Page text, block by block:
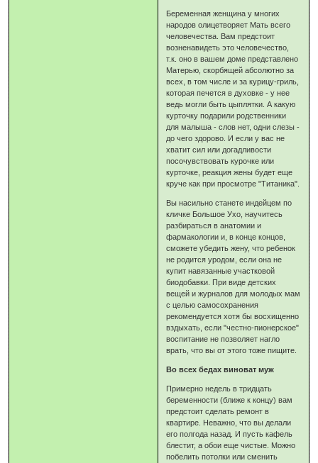
Беременная женщина у многих
народов олицетворяет Мать всего
человечества. Вам предстоит
возненавидеть это человечество,
т.к. оно в вашем доме представлено
Матерью, скорбящей абсолютно за
всех, в том числе и за курицу-гриль,
которая печется в духовке - у нее
ведь могли быть цыплятки. А какую
курточку подарили родственники
для малыша - слов нет, одни слезы -
до чего здорово. И если у вас не
хватит сил или догадливости
посочувствовать курочке или
курточке, реакция жены будет еще
круче как при просмотре "Титаника".
Вы насильно станете индейцем по
кличке Большое Ухо, научитесь
разбираться в анатомии и
фармакологии и, в конце концов,
сможете убедить жену, что ребенок
не родится уродом, если она не
купит навязанные участковой
биодобавки. При виде детских
вещей и журналов для молодых мам
с целью самосохранения
рекомендуется хотя бы восхищенно
вздыхать, если "честно-пионерское"
воспитание не позволяет нагло
врать, что вы от этого тоже пищите.
Во всех бедах виноват муж
Примерно недель в тридцать
беременности (ближе к концу) вам
предстоит сделать ремонт в
квартире. Неважно, что вы делали
его полгода назад. И пусть кафель
блестит, а обои еще чистые. Можно
побелить потолки или сменить